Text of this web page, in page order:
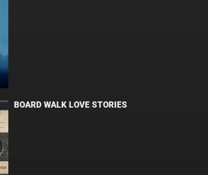
BOARD WALK LOVE STORIES